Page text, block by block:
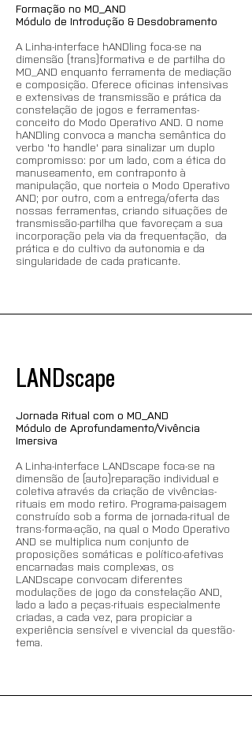
Formação no MO_AND
Módulo de Introdução & Desdobramento
A Linha-interface hANDling foca-se na
dimensão (trans)formativa e de partilha do
MO_AND enquanto ferramenta de mediação
e composição. Oferece oficinas intensivas
e extensivas de transmissão e prática da
constelação de jogos e ferramentas-
conceito do Modo Operativo AND. O nome
hANDling convoca a mancha semântica do
verbo 'to handle' para sinalizar um duplo
compromisso: por um lado, com a ética do
manuseamento, em contraponto à
manipulação, que norteia o Modo Operativo
AND; por outro, com a entrega/oferta das
nossas ferramentas, criando situações de
transmissão-partilha que favoreçam a sua
incorporação pela via da frequentação,  da
prática e do cultivo da autonomia e da
singularidade de cada praticante.
LANDscape
Jornada Ritual com o MO_AND
Módulo de Aprofundamento/Vivência
Imersiva
A Linha-interface LANDscape foca-se na
dimensão de (auto)reparação individual e
coletiva através da criação de vivências-
rituais em modo retiro. Programa-paisagem
construído sob a forma de jornada-ritual de
trans-forma-ação, na qual o Modo Operativo
AND se multiplica num conjunto de
proposições somáticas e político-afetivas
encarnadas mais complexas, os
LANDscape convocam diferentes
modulações de jogo da constelação AND,
lado a lado a peças-rituais especialmente
criadas, a cada vez, para propiciar a
experiência sensível e vivencial da questão-
tema.